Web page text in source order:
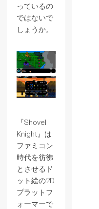
っているの
ではないで
しょうか。
『Shovel
Knight』は
ファミコン
時代を彷彿
とさせるド
ット絵の2D
プラットフ
ォーマーで